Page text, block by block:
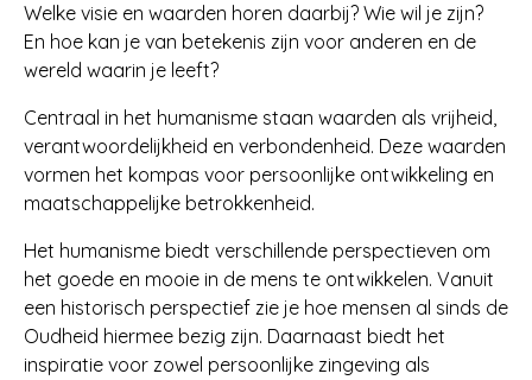
Welke visie en waarden horen daarbij? Wie wil je zijn?
En hoe kan je van betekenis zijn voor anderen en de
wereld waarin je leeft?
Centraal in het humanisme staan waarden als vrijheid,
verantwoordelijkheid en verbondenheid. Deze waarden
vormen het kompas voor persoonlijke ontwikkeling en
maatschappelijke betrokkenheid.
Het humanisme biedt verschillende perspectieven om
het goede en mooie in de mens te ontwikkelen. Vanuit
een historisch perspectief zie je hoe mensen al sinds de
Oudheid hiermee bezig zijn. Daarnaast biedt het
inspiratie voor zowel persoonlijke zingeving als